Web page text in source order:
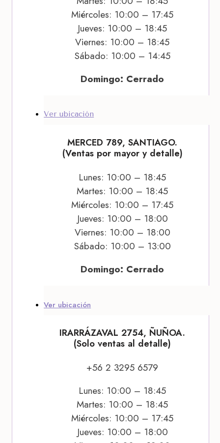
Miércoles: 10:00 – 17:45
Jueves: 10:00 – 18:45
Viernes: 10:00 – 18:45
Sábado: 10:00 – 14:45
Domingo: Cerrado
Ver ubicación
MERCED 789, SANTIAGO.
(Ventas por mayor y detalle)
Lunes: 10:00 – 18:45
Martes: 10:00 – 18:45
Miércoles: 10:00 – 17:45
Jueves: 10:00 – 18:00
Viernes: 10:00 – 18:00
Sábado: 10:00 – 13:00
Domingo: Cerrado
Ver ubicación
IRARRÁZAVAL 2754, ÑUÑOA.
(Solo ventas al detalle)
+56 2 3295 6579
Lunes: 10:00 – 18:45
Martes: 10:00 – 18:45
Miércoles: 10:00 – 17:45
Jueves: 10:00 – 18:00